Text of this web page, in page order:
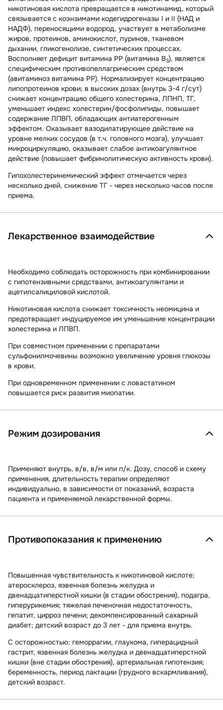
никотиновая кислота превращается в никотинамид, который
связывается с коэнзимами кодегидрогеназы I и II (НАД и
НАДФ), переносящими водород, участвует в метаболизме
жиров, протеинов, аминокислот, пуринов, тканевом
дыхании, гликогенолизе, синтетических процессах.
Восполняет дефицит витамина РР (витамина В3), является
специфическим противопеллагрическим средством
(авитаминоз витамина РР). Нормализирует концентрацию
липопротеинов крови; в высоких дозах (внутрь 3-4 г/сут)
снижает концентрацию общего холестерина, ЛПНП, ТГ,
уменьшает индекс холестерин/фосфолипиды, повышает
содержание ЛПВП, обладающих антиатерогенным
эффектом. Оказывает вазодилатирующее действие на
уровне мелких сосудов (в т.ч. головного мозга), улучшает
микроциркуляцию, оказывает слабое антикоагулянтное
действие (повышает фибринолитическую активность крови).
Гипохолестеринемический эффект отмечается через
несколько дней, снижение ТГ - через несколько часов после
приема.
Лекарственное взаимодействие
Необходимо соблюдать осторожность при комбинировании
с гипотензивными средствами, антикоагулянтами и
ацетилсалициловой кислотой.
Никотиновая кислота снижает токсичность неомицина и
предотвращает индуцируемое им уменьшение концентрации
холестерина и ЛПВП.
При совместном применении с препаратами
сульфонилмочевины возможно увеличение уровня глюкозы
в крови.
При одновременном применении с ловастатином
повышается риск развития миопатии.
Режим дозирования
Применяют внутрь, в/в, в/м или п/к. Дозу, способ и схему
применения, длительность терапии определяют
индивидуально, в зависимости от показаний, возраста
пациента и применяемой лекарственной формы.
Противопоказания к применению
Повышенная чувствительность к никотиновой кислоте;
атеросклероз, язвенная болезнь желудка и
двенадцатиперстной кишки (в стадии обострения), подагра,
гиперурикемия; тяжелая печеночная недостаточность,
гепатит, цирроз печени; декомпенсированный сахарный
диабет; детский возраст до 3 лет - для приема внутрь.
С осторожностью: геморрагии, глаукома, гиперацидный
гастрит, язвенная болезнь желудка и двенадцатиперстной
кишки (вне стадии обострения), артериальная гипотензия;
беременность, период лактации (грудного вскармливания),
детский возраст.